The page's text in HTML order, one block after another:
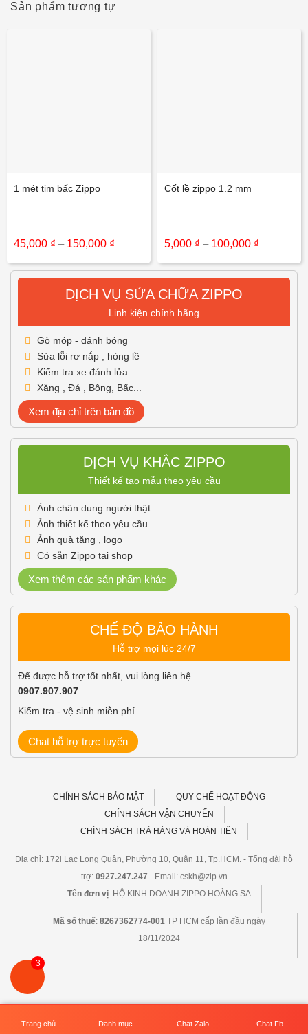
Sản phẩm tương tự
1 mét tim bấc Zippo
45,000 ₫ – 150,000 ₫
từ
45,000 ₫
150,000 ₫
Cốt lề zippo 1.2 mm
5,000 ₫ – 100,000 ₫
từ
5,000 ₫
DỊCH VỤ SỬA CHỮA ZIPPO
Linh kiện chính hãng
Gò móp - đánh bóng
Sửa lỗi rơ nắp , hỏng lề
Kiểm tra xe đánh lửa
Xăng , Đá , Bông, Bấc...
Xem địa chỉ trên bản đồ
DỊCH VỤ KHẮC ZIPPO
Thiết kế tạo mẫu theo yêu cầu
Ảnh chân dung người thật
Ảnh thiết kế theo yêu cầu
Ảnh quà tặng , logo
Có sẵn Zippo tại shop
Xem thêm các sản phẩm khác
CHẾ ĐỘ BẢO HÀNH
Hỗ trợ mọi lúc 24/7
Để được hỗ trợ tốt nhất, vui lòng liên hệ
0907.907.907
Kiểm tra - vệ sinh miễn phí
Chat hỗ trợ trực tuyến
CHÍNH SÁCH BẢO MẬT
QUY CHẾ HOẠT ĐỘNG
CHÍNH SÁCH VẬN CHUYỂN
CHÍNH SÁCH TRẢ HÀNG VÀ HOÀN TIỀN
Địa chỉ: 172i Lạc Long Quân, Phường 10, Quận 11, Tp.HCM. - Tổng đài hỗ
trợ: 0927.247.247 - Email: cskh@zip.vn
Tên đơn vị: HỘ KINH DOANH ZIPPO HOÀNG SA
Mã số thuế: 8267362774-001 TP HCM cấp lần đầu ngày
18/11/2024
Zip.vnvới sự quản lý của Zippo Hoàng Sa
3
Trang chủ Danh mục Chat Zalo Chat Fb